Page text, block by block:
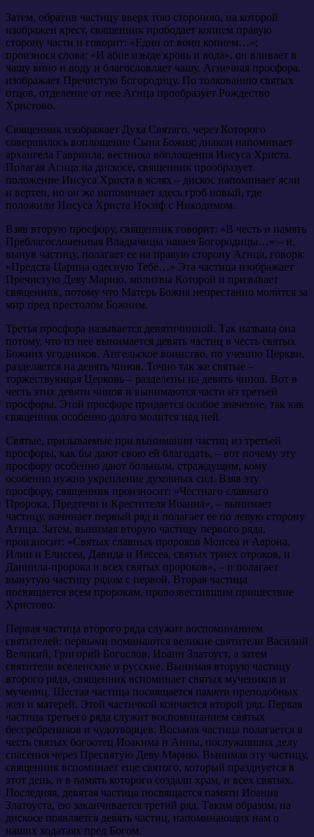
Затем, обратив частицу вверх тою стороною, на которой
изображен крест, священник прободает копием правую
сторону части и говорит: «Един от воин копием…»;
произнося слова: «И абие изыде кровь и вода», он вливает в
чашу вино и воду и благословляет чашу. Агнечная просфора,
изображает Пречистую Богородицу. По толкованию святых
отцов, отделение от нее Агнца прообразует Рождество
Христово.
Священник изображает Духа Святаго, через Которого
совершилось воплощение Сына Божия; диакон напоминает
архангела Гавриила, вестника воплощения Иисуса Христа.
Полагая Агнца на дискосе, священник прообразует
положение Иисуса Христа в яслях – дискос напоминает ясли
и вертеп, но он же напоминает здесь гроб новый, где
положили Иисуса Христа Иосиф с Никодимом.
Взяв вторую просфору, священник говорит: «В честь и память
Преблагословенныя Владычицы нашея Богородицы…» – и,
вынув частицу, полагает ее на правую сторону Агнца, говоря:
«Предста Царица одесную Тебе…» Эта частица изображает
Пречистую Деву Марию, молитвы Которой и призывает
священник, потому что Матерь Божия непрестанно молится за
мир пред престолом Божиим.
Третья просфора называется девятичинной. Так названа она
потому, что из нее вынимается девять частиц в честь святых
Божиих угодников. Ангельское воинство, по учению Церкви,
разделяется на девять чинов. Точно так же святые –
торжествующая Церковь – разделены на девять чинов. Вот в
честь этих девяти чинов и вынимаются части из третьей
просфоры. Этой просфоре придается особое значение, так как
священник особенно долго молится над ней.
Святые, призываемые при вынимании частиц из третьей
просфоры, как бы дают свою ей благодать, – вот почему эту
просфору особенно дают больным, страждущим, кому
особенно нужно укрепление духовных сил. Взяв эту
просфору, священник произносит: «Честнаго славнаго
Пророка, Предтечи и Крестителя Иоанна», – вынимает
частицу, начинает первый ряд и полагает ее по левую сторону
Агнца. Затем, вынимая вторую частицу первого ряда,
произносит: «Святых славных пророков Моисеа и Аарона,
Илии и Елиссеа, Давида и Иессеа, святых триех отроков, и
Даниила-пророка и всех святых пророков», – и полагает
вынутую частицу рядом с первой. Вторая частица
посвящается всем пророкам, провозвестившим пришествие
Христово.
Первая частица второго ряда служит воспоминанием
святителей: первыми поминаются великие святители Василий
Великий, Григорий Богослов, Иоанн Златоуст, а затем
святители вселенские и русские. Вынимая вторую частицу
второго ряда, священник вспоминает святых мучеников и
мучениц. Шестая частица посвящается памяти преподобных
жен и матерей. Этой частичкой кончается второй ряд. Первая
частица третьего ряда служит воспоминанием святых
бессребреников и чудотворцев. Восьмая частица полагается в
честь святых богоотец Иоакима и Анны, послуживших делу
спасения через Пресвятую Деву Марию. Вынимая эту частицу,
священник вспоминает еще святого, который празднуется в
этот день, и в память которого создали храм, и всех святых.
Последняя, девятая частица посвящается памяти Иоанна
Златоуста, ею заканчивается третий ряд. Таким образом, на
дискосе появляется девять частиц, напоминающих нам о
наших ходатаях пред Богом.